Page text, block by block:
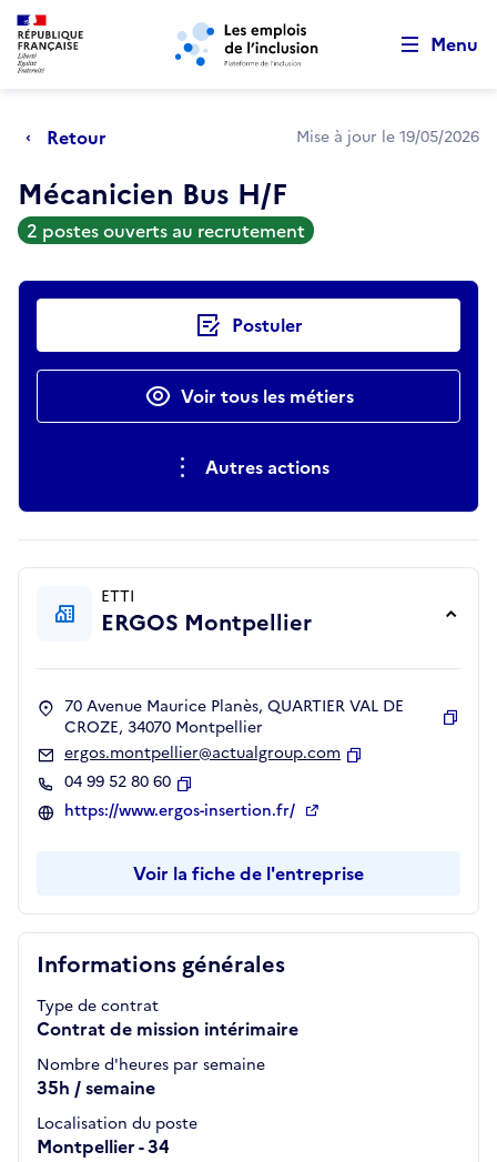
Aller au menu principal Aller au contenu principal
Menu
Retour Mise à jour le 19/05/2026
Mécanicien Bus H/F
2 postes ouverts au recrutement
Actions rapides Postuler
Voir tous les métiers
Autres actions
Informations générales
Type de contrat
Contrat de mission intérimaire
Nombre d'heures par semaine
35h / semaine
Localisation du poste
Montpellier - 34
ETTI
ERGOS Montpellier
70 Avenue Maurice Planès, QUARTIER VAL DE
CROZE, 34070 Montpellier
ergos.montpellier@actualgroup.com
04 99 52 80 60
Copier
https://www.ergos-insertion.fr/
Voir la fiche de l'entreprise
Retour au début de la page
Panneau de gestion des cookies